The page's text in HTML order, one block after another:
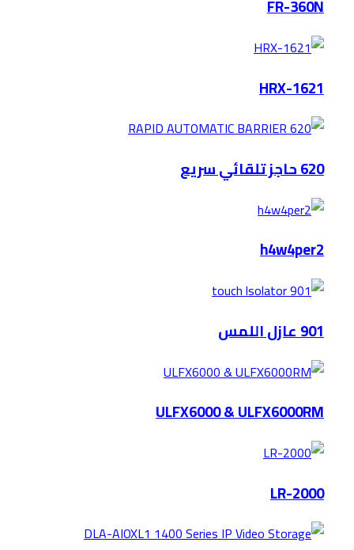
FR-360N
HRX-1621
620 حاجز تلقائي سريع
h4w4per2
901 عازل اللمس
ULFX6000 & ULFX6000RM
LR-2000